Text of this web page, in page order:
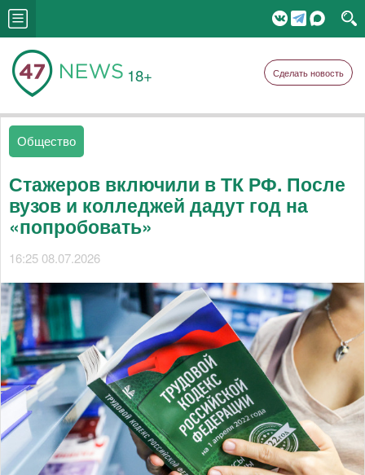
18+ Сделать новость
Общество
Стажеров включили в ТК РФ. После
вузов и колледжей дадут год на
«попробовать»
16:25 08.07.2026